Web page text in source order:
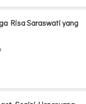
Risa Saraswati yang